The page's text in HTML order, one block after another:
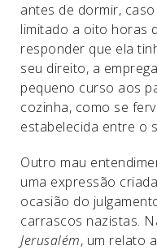
antes de dormir,
limitado a oito horas
responder que ela
seu direito, a
pequeno curso aos
cozinha, como se
estabelecida entre o
Outro mau
uma expressão
ocasião do
carrascos nazistas.
Jerusalém, um relato